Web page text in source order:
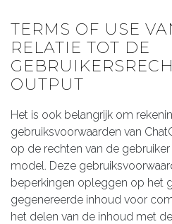
TERMS OF USE
RELATIE TOT DE
OUTPUT
Het is ook belangrijk om
gebruiksvoorwaarden van
op de rechten van de
model. Deze
beperkingen opleggen op het
gegenereerde inhoud voor
het delen van de inhoud met